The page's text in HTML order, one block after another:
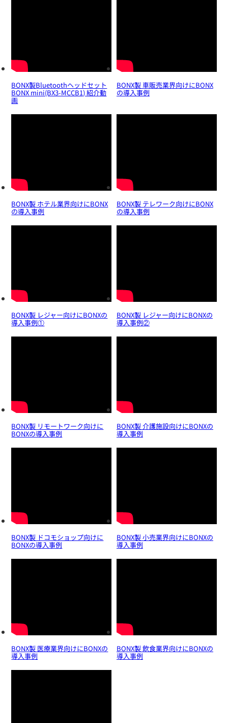
BONX製Bluetoothヘッドセット
BONX mini(BX3-MCCB1) 紹介動
画
BONX製 車販売業界向けにBONX
の導入事例
BONX製 ホテル業界向けにBONX
の導入事例
BONX製 テレワーク向けにBONX
の導入事例
BONX製 レジャー向けにBONXの
導入事例①
BONX製 レジャー向けにBONXの
導入事例②
BONX製 リモートワーク向けに
BONXの導入事例
BONX製 介護施設向けにBONXの
導入事例
BONX製 ドコモショップ向けに
BONXの導入事例
BONX製 小売業界向けにBONXの
導入事例
BONX製 医療業界向けにBONXの
導入事例
BONX製 飲食業界向けにBONXの
導入事例